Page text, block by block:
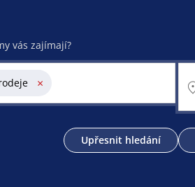
vás zajímají?
×
Upřesnit hledání